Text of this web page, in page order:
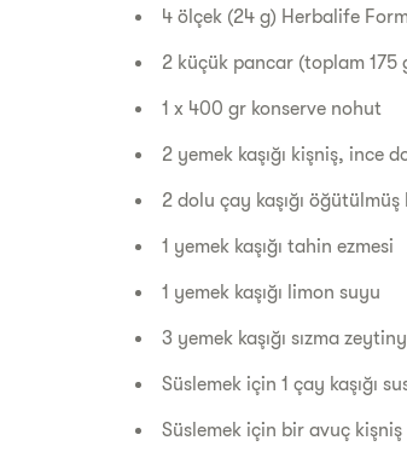
4 ölçek (24 g) Herbalife
2 küçük pancar (toplam 175
1 x 400 gr konserve nohut
2 yemek kaşığı kişniş, ince
2 dolu çay kaşığı
1 yemek kaşığı tahin ezmesi
1 yemek kaşığı limon suyu
3 yemek kaşığı sızma
Süslemek için 1 çay kaşığı
Süslemek için bir avuç kişniş